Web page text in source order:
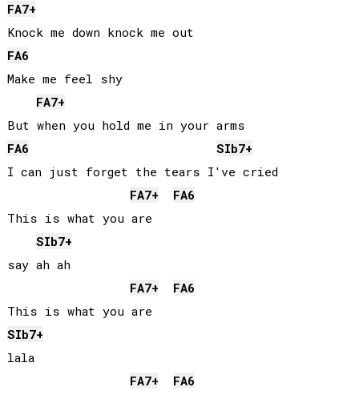
FA7+
FA6
Make me feel shy
FA7+
FA6 SIb7+
I can just forget the tears I've cried
FA7+ FA6
This is what you are
SIb7+
say ah ah
FA7+ FA6
SIb7+
lala
FA7+ FA6